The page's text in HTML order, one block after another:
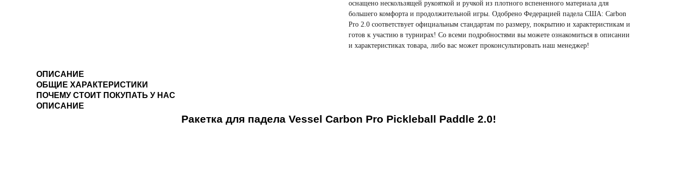
оснащено нескользящей рукояткой и ручкой из плотного вспененного материала для
большего комфорта и продолжительной игры. Одобрено Федерацией падела США: Carbon
Pro 2.0 соответствует официальным стандартам по размеру, покрытию и характеристикам и
готов к участию в турнирах! Со всеми подробностями вы можете ознакомиться в описании
и характеристиках товара, либо вас может проконсультировать наш менеджер!
ОПИСАНИЕ
ОБЩИЕ ХАРАКТЕРИСТИКИ
ПОЧЕМУ СТОИТ ПОКУПАТЬ У НАС
ОПИСАНИЕ
Ракетка для падела Vessel Carbon Pro Pickleball Paddle 2.0!